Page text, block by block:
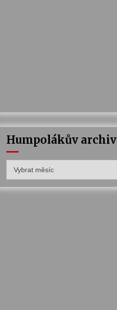
Humpolákův archiv
archiv